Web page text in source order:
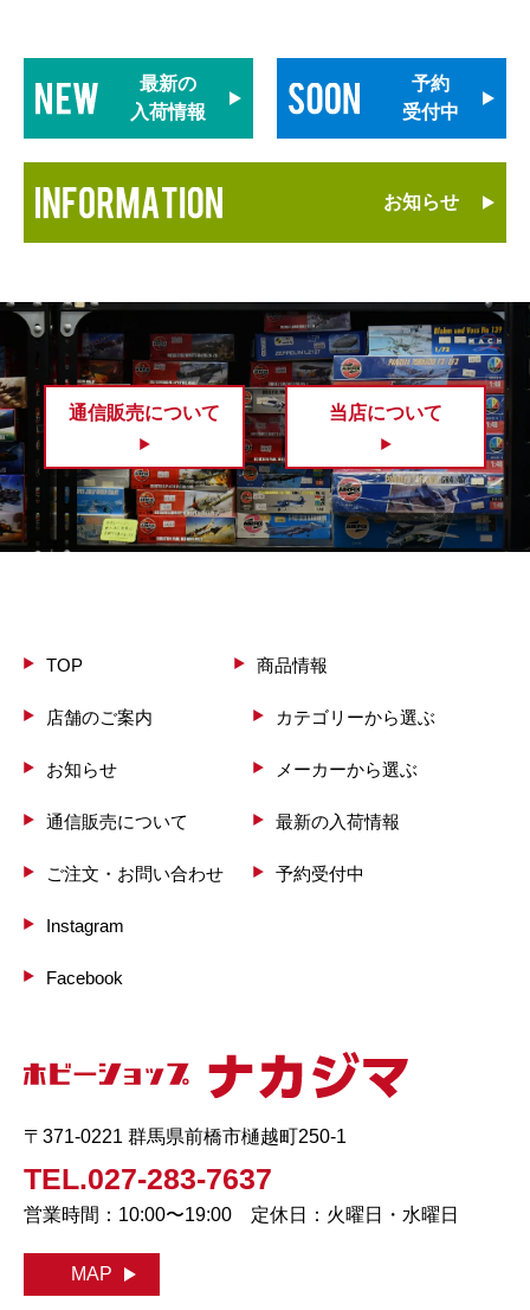
最新の
入荷情報
予約
受付中
お知らせ
通信販売について 当店について
TOP
店舗のご案内
お知らせ
通信販売について
ご注文・お問い合わせ
Instagram
Facebook
商品情報
カテゴリーから選ぶ
メーカーから選ぶ
最新の入荷情報
予約受付中
〒371-0221 群馬県前橋市樋越町250-1
TEL.027-283-7637
営業時間：10:00〜19:00 定休日：火曜日・水曜日
MAP